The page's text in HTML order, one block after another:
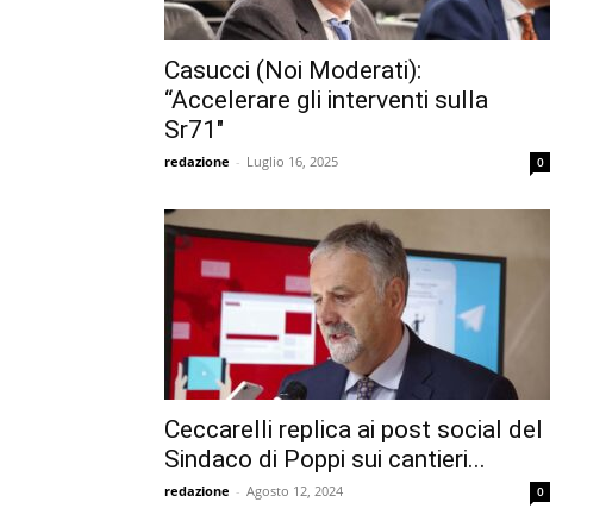
Casucci (Noi Moderati):
“Accelerare gli interventi sulla
Sr71″
redazione - Luglio 16, 2025 0
Ceccarelli replica ai post social del
Sindaco di Poppi sui cantieri...
redazione - Agosto 12, 2024 0